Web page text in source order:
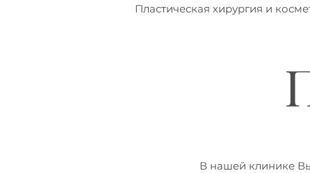
Пластическая хирургия и
В нашей клинике